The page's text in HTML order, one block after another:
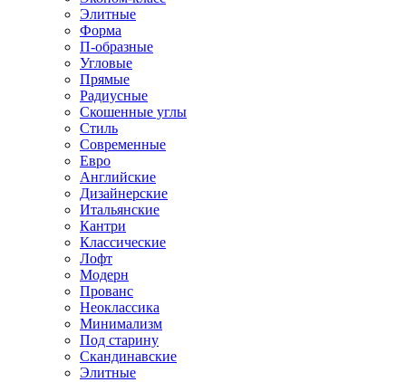
Элитные
Форма
П-образные
Угловые
Прямые
Радиусные
Скошенные углы
Стиль
Современные
Евро
Английские
Дизайнерские
Итальянские
Кантри
Классические
Лофт
Модерн
Прованс
Неоклассика
Минимализм
Под старину
Скандинавские
Элитные